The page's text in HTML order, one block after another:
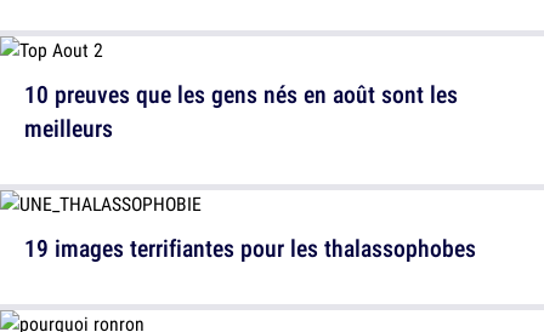
10 preuves que les gens nés en août sont les
meilleurs
19 images terrifiantes pour les thalassophobes